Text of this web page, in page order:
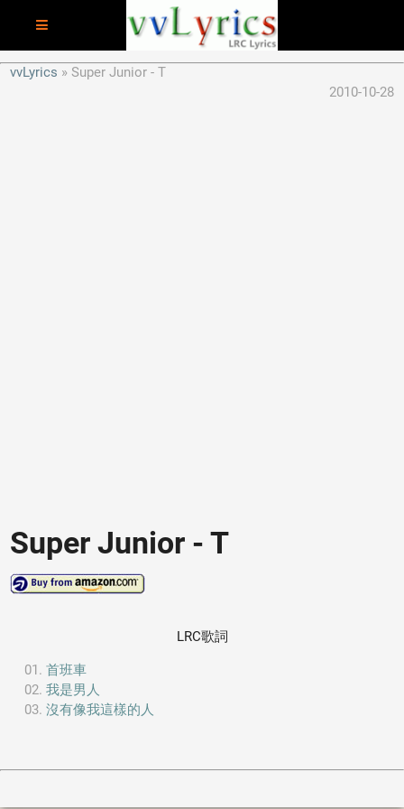
vvLyrics
Super Junior - T
2010-10-28
Super Junior - T
LRC歌詞
首班車
我是男人
沒有像我這樣的人